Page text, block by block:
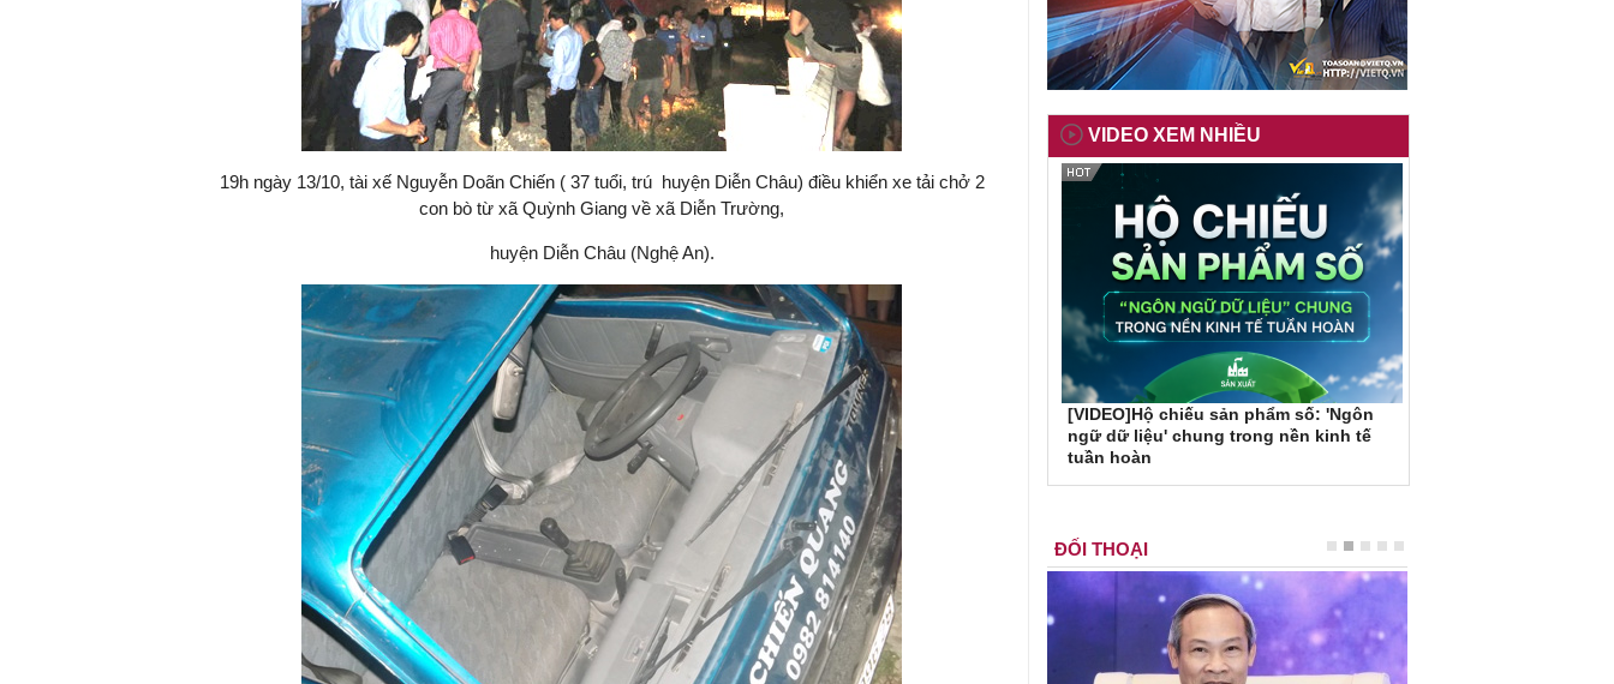
19h ngày 13/10, tài xế Nguyễn Doãn Chiến ( 37 tuổi, trú huyện Diễn Châu) điều khiển xe tải chở 2
con bò từ xã Quỳnh Giang về xã Diễn Trường,
huyện Diễn Châu (Nghệ An).
VIDEO XEM NHIỀU
[VIDEO]Hộ chiếu sản phẩm số: 'Ngôn
ngữ dữ liệu' chung trong nền kinh tế
tuần hoàn
ĐỐI THOẠI